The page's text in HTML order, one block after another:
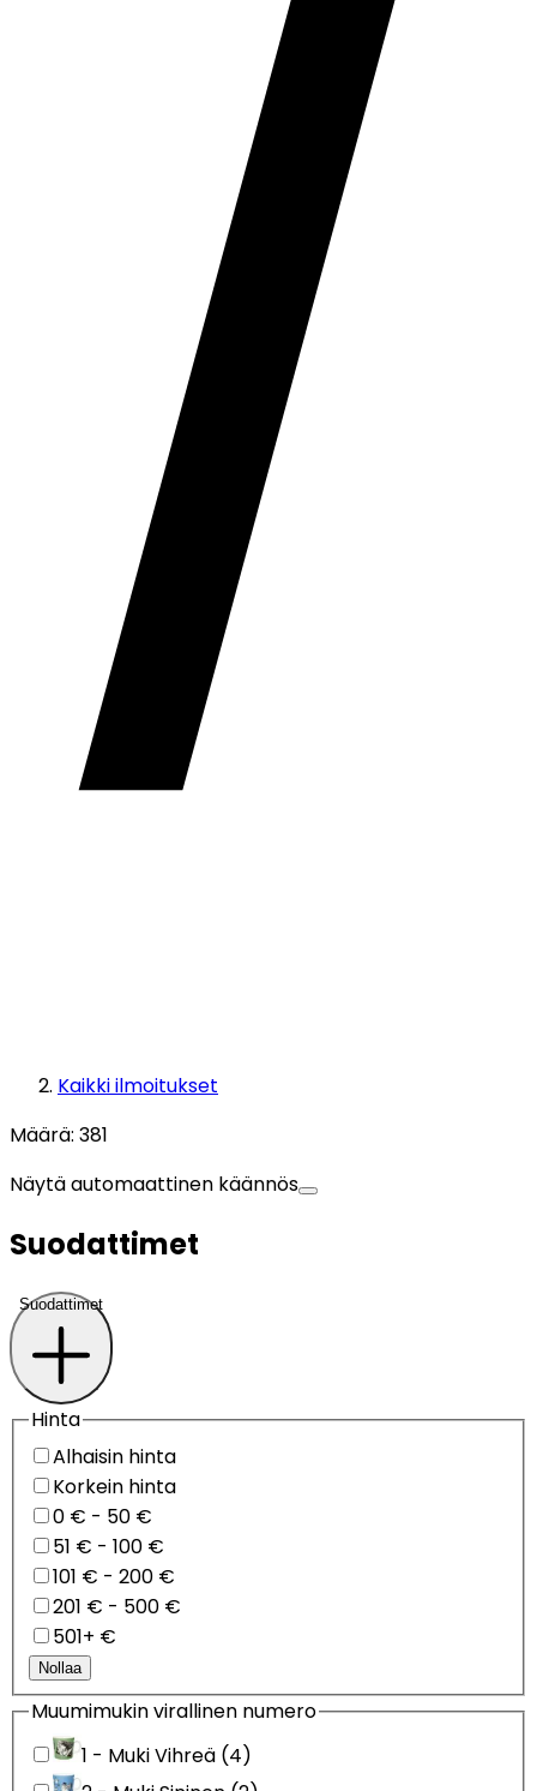
Kaikki ilmoitukset
Määrä: 381
Näytä automaattinen käännös
Suodattimet
Suodattimet
Hinta
Alhaisin hinta
Korkein hinta
0 € - 50 €
51 € - 100 €
101 € - 200 €
201 € - 500 €
501+ €
Nollaa
Muumimukin virallinen numero
1 - Muki Vihreä (4)